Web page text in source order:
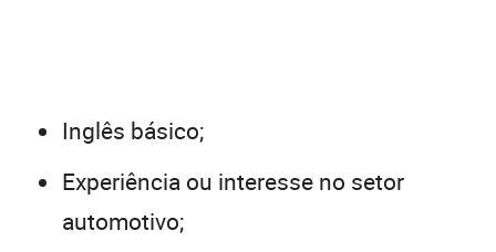
Inglês básico;
Experiência ou interesse no setor
automotivo;